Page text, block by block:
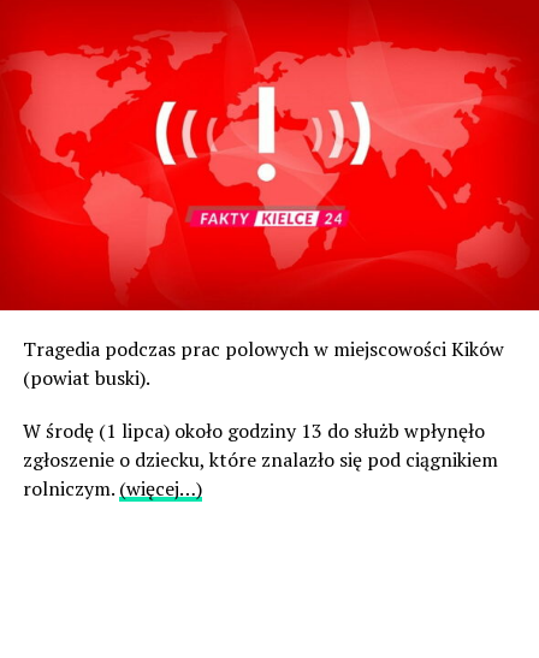
Tragedia podczas prac polowych w miejscowości Kików
(powiat buski).
W środę (1 lipca) około godziny 13 do służb wpłynęło
zgłoszenie o dziecku, które znalazło się pod ciągnikiem
rolniczym. (więcej…)